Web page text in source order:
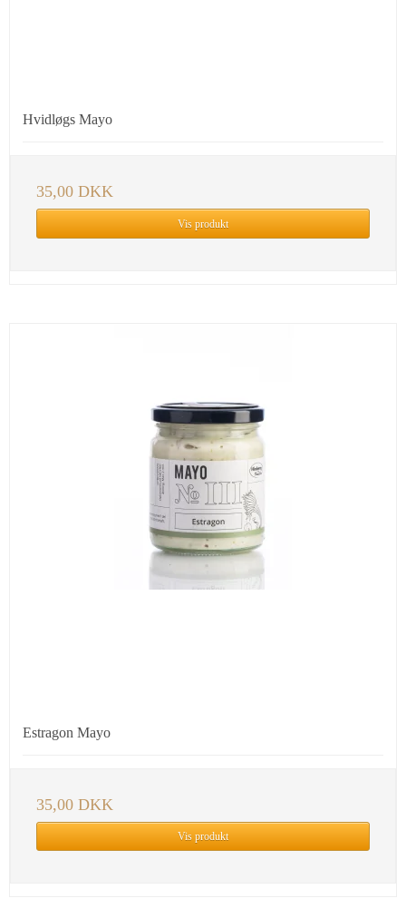
Hvidløgs Mayo
35,00 DKK
Vis produkt
Estragon Mayo
35,00 DKK
Vis produkt